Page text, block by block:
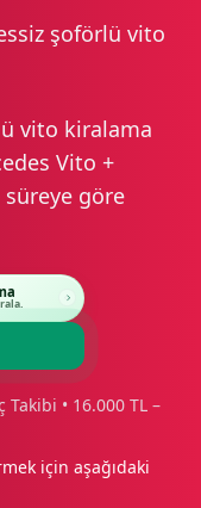
şoförlü vito
vito kiralama
Vito +
göre
Takibi • 16.000 TL –
için aşağıdaki